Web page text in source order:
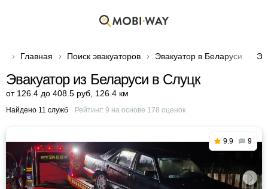
Главная Поиск эвакуаторов Эвакуатор в Беларуси
Эвакуатор из Беларуси в Слуцк
от 126.4 до 408.5 руб 126.4 км
Найдено 11 служб Рейтинг: 9 на основе 178 оценок
9.9 9